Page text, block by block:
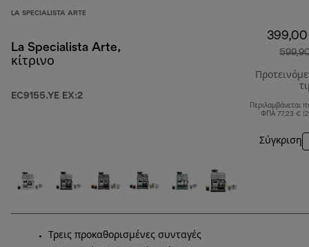
LA SPECIALISTA ARTE
La Specialista Arte,
κίτρινο
EC9155.YE EX:2
Περιλαμβάνεται
ΦΠΑ 77,23 €
Σύγκριση
Τρεις προκαθορισμένες συνταγές